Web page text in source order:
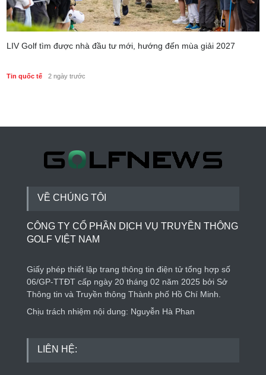
LIV Golf tìm được nhà đầu tư mới, hướng đến mùa giải 2027
Tin quốc tế 2 ngày trước
VỀ CHÚNG TÔI
CÔNG TY CỔ PHẦN DỊCH VỤ TRUYỀN THÔNG
GOLF VIỆT NAM
Giấy phép thiết lập trang thông tin điện tử tổng hợp số
06/GP-TTĐT cấp ngày 20 tháng 02 năm 2025 bởi Sở
Thông tin và Truyền thông Thành phố Hồ Chí Minh.
Chịu trách nhiệm nội dung: Nguyễn Hà Phan
LIÊN HỆ: